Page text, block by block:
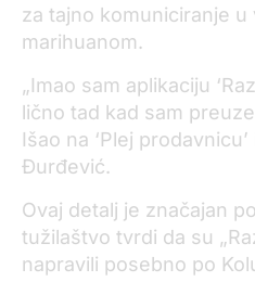
za tajno komuniciranje u
marihuanom.
„Imao sam aplikaciju
lično tad kad sam
Išao na ‘Plej
Đurđević.
Ovaj detalj je značajan
tužilaštvo tvrdi da su
napravili posebno po